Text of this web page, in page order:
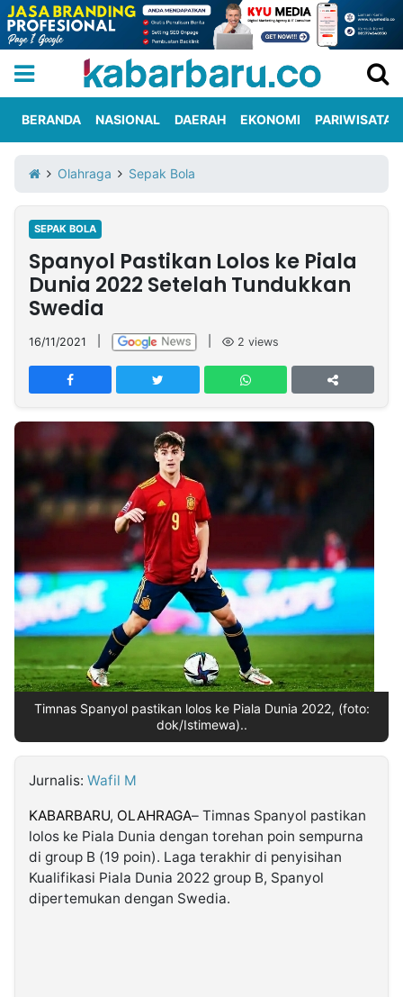
Iklan
Berita
Kami
Nasional
International
Olahraga
Entertainment
Daerah
Pariwisata
Kuliner
Kolom
Network
PT
TREETAN
INDONESIA
Partner
NTB
Time
IDN
Jogja
Rakyat
News
Notice
Dinamikapost.com
Baru
Follow
Kabarbaru
Kabarbaru.co
2026
BERANDA NASIONAL DAERAH EKONOMI PARIWISATA
Olahraga Sepak Bola
SEPAK BOLA
Spanyol Pastikan Lolos ke Piala
Dunia 2022 Setelah Tundukkan
Swedia
16/11/2021 2 views
Timnas Spanyol pastikan lolos ke Piala Dunia 2022, (foto:
dok/Istimewa)..
Jurnalis: Wafil M
KABARBARU, OLAHRAGA– Timnas Spanyol pastikan
lolos ke Piala Dunia dengan torehan poin sempurna
di group B (19 poin). Laga terakhir di penyisihan
Kualifikasi Piala Dunia 2022 group B, Spanyol
dipertemukan dengan Swedia.